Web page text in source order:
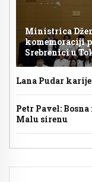
Ministrica
komemoraciji
Srebrenici u
Lana Pudar
Petr Pavel:
Malu sirenu